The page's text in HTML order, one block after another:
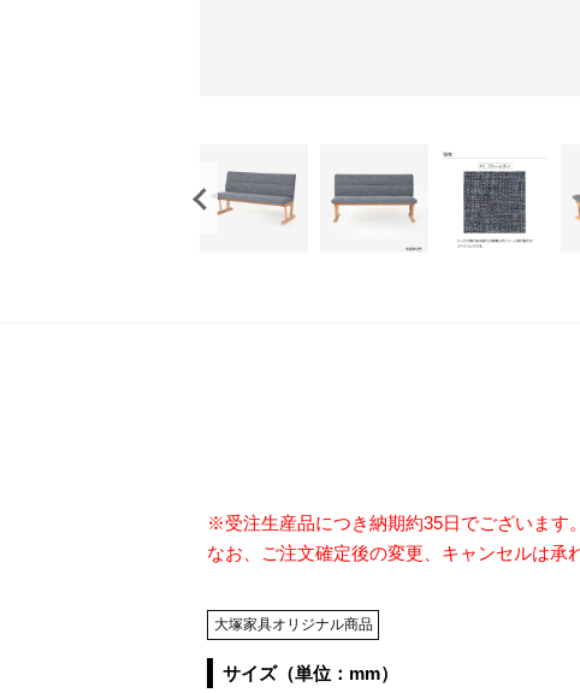
※受注生産品につき納期約35日でございます
なお、ご注文確定後の変更、キャンセルは承
大塚家具オリジナル商品
サイズ（単位：mm）